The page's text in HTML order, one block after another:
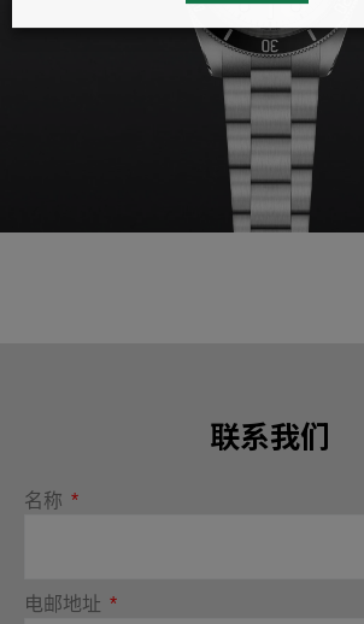
联系我们
名称
电邮地址